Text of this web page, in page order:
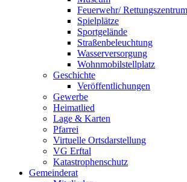
Feuerwehr/ Rettungszentrum
Spielplätze
Sportgelände
Straßenbeleuchtung
Wasserversorgung
Wohnmobilstellplatz
Geschichte
Veröffentlichungen
Gewerbe
Heimatlied
Lage & Karten
Pfarrei
Virtuelle Ortsdarstellung
VG Erftal
Katastrophenschutz
Gemeinderat